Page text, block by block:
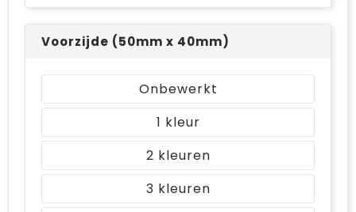
Bodywarmers
Ondergoed en Sokken
Ademhalingsbescherming
Jute tassen
Laptop hoezen en tassen
Voorzijde (50mm x 40mm)
Onbewerkt
1
2
3